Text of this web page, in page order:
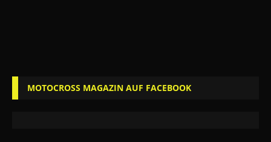
MOTOCROSS MAGAZIN AUF FACEBOOK